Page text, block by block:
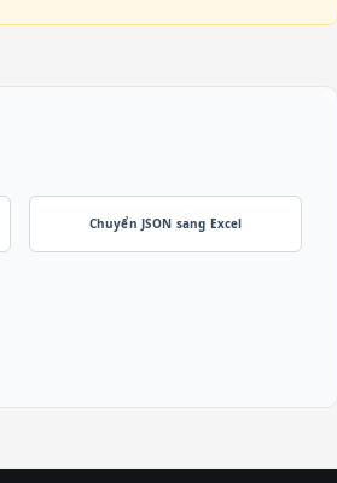
Chuyển JSON sang Excel